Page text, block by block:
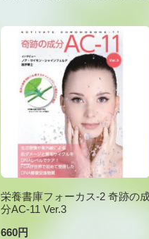
栄養書庫フォーカス-2 奇跡の
分AC-11 Ver.3
660円